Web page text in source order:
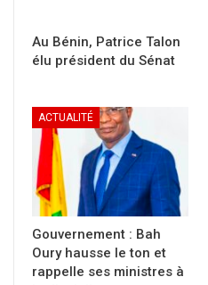
Au Bénin, Patrice Talon
élu président du Sénat
ACTUALITÉ
Gouvernement : Bah
Oury hausse le ton et
rappelle ses ministres à